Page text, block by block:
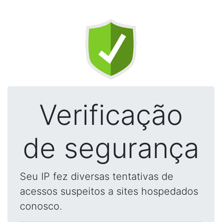
Verificação
de segurança
Seu IP fez diversas tentativas de
acessos suspeitos a sites hospedados
conosco.